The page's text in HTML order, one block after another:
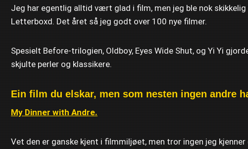
Jeg har egentlig alltid vært glad i film, men jeg ble nok
Letterboxd. Det året så jeg godt over 100 nye filmer.
Spesielt Before-trilogien, Oldboy, Eyes Wide Shut, og Yi Yi
skjulte perler og klassikere.
Ein film du elskar, men som nesten ingen andre
My Dinner with Andre.
Vet den er ganske kjent i filmmiljøet, men tror ingen jeg